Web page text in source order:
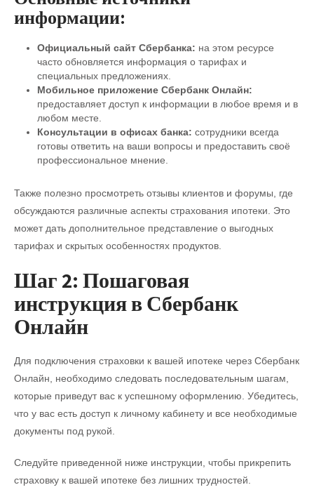
информации:
Официальный сайт Сбербанка: на этом ресурсе
часто обновляется информация о тарифах и
специальных предложениях.
Мобильное приложение Сбербанк Онлайн:
предоставляет доступ к информации в любое время и в
любом месте.
Консультации в офисах банка: сотрудники всегда
готовы ответить на ваши вопросы и предоставить своё
профессиональное мнение.
Также полезно просмотреть отзывы клиентов и форумы, где
обсуждаются различные аспекты страхования ипотеки. Это
может дать дополнительное представление о выгодных
тарифах и скрытых особенностях продуктов.
Шаг 2: Пошаговая
инструкция в Сбербанк
Онлайн
Для подключения страховки к вашей ипотеке через Сбербанк
Онлайн, необходимо следовать последовательным шагам,
которые приведут вас к успешному оформлению. Убедитесь,
что у вас есть доступ к личному кабинету и все необходимые
документы под рукой.
Следуйте приведенной ниже инструкции, чтобы прикрепить
страховку к вашей ипотеке без лишних трудностей.